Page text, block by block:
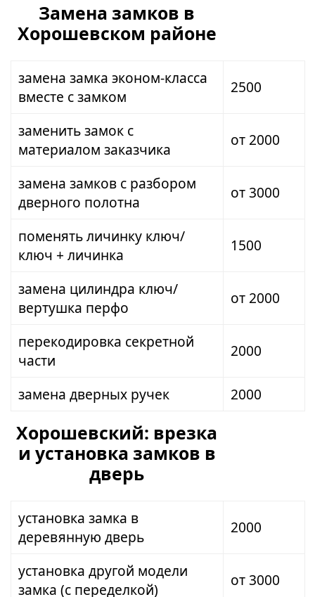
Замена замков в
Хорошевском районе
замена замка эконом-класса
вместе с замком
2500
заменить замок с
материалом заказчика
от 2000
замена замков с разбором
дверного полотна
от 3000
поменять личинку ключ/
ключ + личинка
1500
замена цилиндра ключ/
вертушка перфо
от 2000
перекодировка секретной
части
2000
замена дверных ручек 2000
Хорошевский: врезка
и установка замков в
дверь
установка замка в
деревянную дверь
2000
установка другой модели
замка (с переделкой)
от 3000